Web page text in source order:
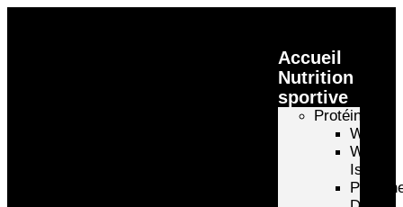
Accueil
Nutrition
sportive
Protéines
Whey
Whey
Isolate